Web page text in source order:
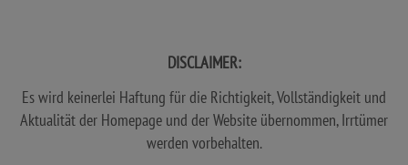
DISCLAIMER:
Es wird keinerlei Haftung für die Richtigkeit, Vollständigkeit und
Aktualität der Homepage und der Website übernommen, Irrtümer
werden vorbehalten.